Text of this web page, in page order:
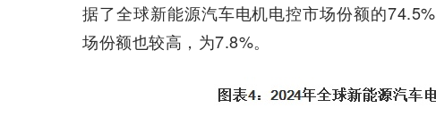
据了全球新能源汽车电机电控市场份额的
场份额也较高，为7.8%。